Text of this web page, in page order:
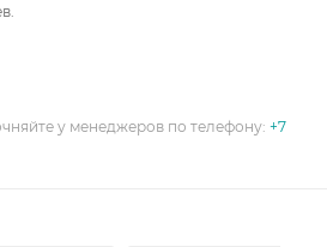
у менеджеров по телефону: +7